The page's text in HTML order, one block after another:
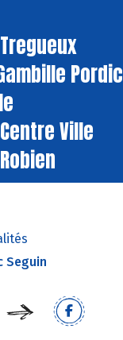
Pordic
Ville
Seguin